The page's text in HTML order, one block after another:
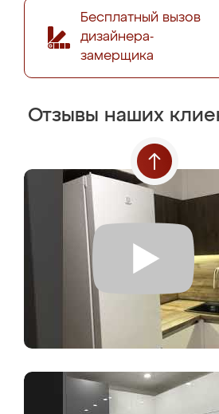
Бесплатный вызов
дизайнера-
замерщика
Отзывы наших